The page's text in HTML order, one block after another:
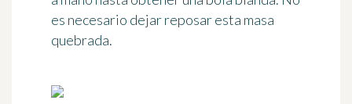
es necesario dejar reposar esta masa
quebrada.